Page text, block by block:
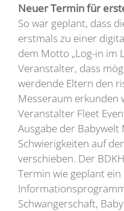
Neuer Termin für
So war geplant, dass
erstmals zu einer
dem Motto „Log-in im
Veranstalter, dass
werdende Eltern den
Messeraum erkunden
Veranstalter Fleet
Ausgabe der
Schwierigkeiten auf
verschieben. Der
Termin wie geplant
Schwangerschaft,